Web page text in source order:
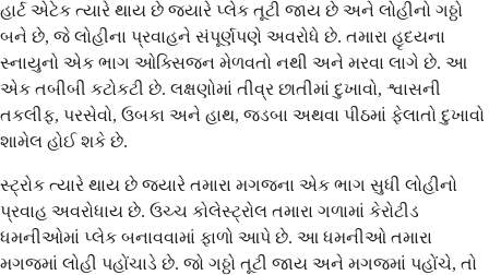
હાર્ટ એટેક ત્યારે થાય છે જ્યારે પ્લેક તૂટી જાય છે અને લોહીનો ગઠ્ઠો
બને છે, જે લોહીના પ્રવાહને સંપૂર્ણપણે અવરોધે છે. તમારા હૃદયના
સ્નાયુનો એક ભાગ ઓક્સિજન મેળવતો નથી અને મરવા લાગે છે. આ
એક તબીબી કટોકટી છે. લક્ષણોમાં તીવ્ર છાતીમાં દુખાવો, શ્વાસની
તકલીફ, પરસેવો, ઉબકા અને હાથ, જડબા અથવા પીઠમાં ફેલાતો દુખાવો
શામેલ હોઈ શકે છે.
સ્ટ્રોક ત્યારે થાય છે જ્યારે તમારા મગજના એક ભાગ સુધી લોહીનો
પ્રવાહ અવરોધાય છે. ઉચ્ચ કોલેસ્ટ્રોલ તમારા ગળામાં કેરોટીડ
ધમનીઓમાં પ્લેક બનાવવામાં ફાળો આપે છે. આ ધમનીઓ તમારા
મગજમાં લોહી પહોંચાડે છે. જો ગઠ્ઠો તૂટી જાય અને મગજમાં પહોંચે, તો